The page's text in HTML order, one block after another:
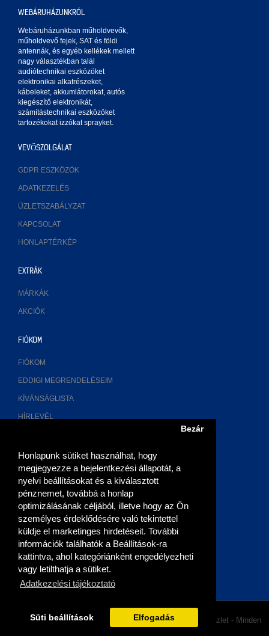
Honlapunk sütiket használhat, hogy
megjegyezze a bejelentkezési állapotát, a
nyelvi beállításokat és a kiválasztott
pénznemet, továbbá a honlap
optimizálásának céljából, illetve hogy az Ön
személyes érdeklődésére való tekintettel
küldje el marketinges hirdetéseit. További
információk találhatók a Beállítások-ra
kattintva, ahol kategóriánként engedélyezheti
vagy letilthatja a sütiket.
Adatkezelési tájékoztató
Bezár
Süti beállítások Elfogadás
WEBÁRUHÁZUNKRÓL
Webáruházunkban műholdvevők,
műholdvevő fejek, SAT és földi
antennák, és egyéb kellékek mellett
nagy választékban talál
audiótechnikai eszközöket
elektronikai alkatrészeket,
kábeleket, akkumlátorokat, autós
kiegészítő elektronikát,
számítástechnikai eszközöket
tartozékokat izzókat sprayket.
VEVŐSZOLGÁLAT
GDPR ESZKÖZÖK
ADATKEZELÉS
ÜZLETSZABÁLYZAT
KAPCSOLAT
HONLAPTÉRKÉP
EXTRÁK
MÁRKÁK
AKCIÓK
FIÓKOM
FIÓKOM
EDDIGI MEGRENDELÉSEIM
KÍVÁNSÁGLISTA
HÍRLEVÉL
2700 Cegléd, Múzeum u. 3.
06 (53) 315-768, 06 20 9355-269
06 (53) 500-408
info@antennaszerviz.com
Copyright © 2015 Antennaszerviz és Elektronikai Szaküzlet - Minden